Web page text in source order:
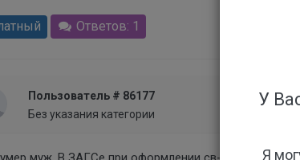
Ответов: 1
Пользователь # 86177
Без указания категории
У
Я